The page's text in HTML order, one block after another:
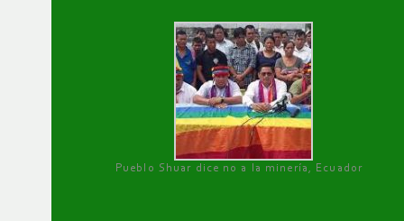
Pueblo Shuar dice no a la minería, Ecuador